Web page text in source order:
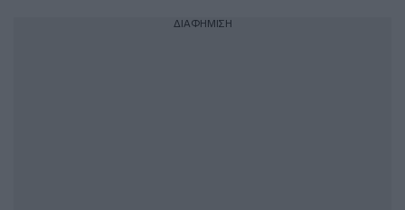
ΔΙΑΦΗΜΙΣΗ